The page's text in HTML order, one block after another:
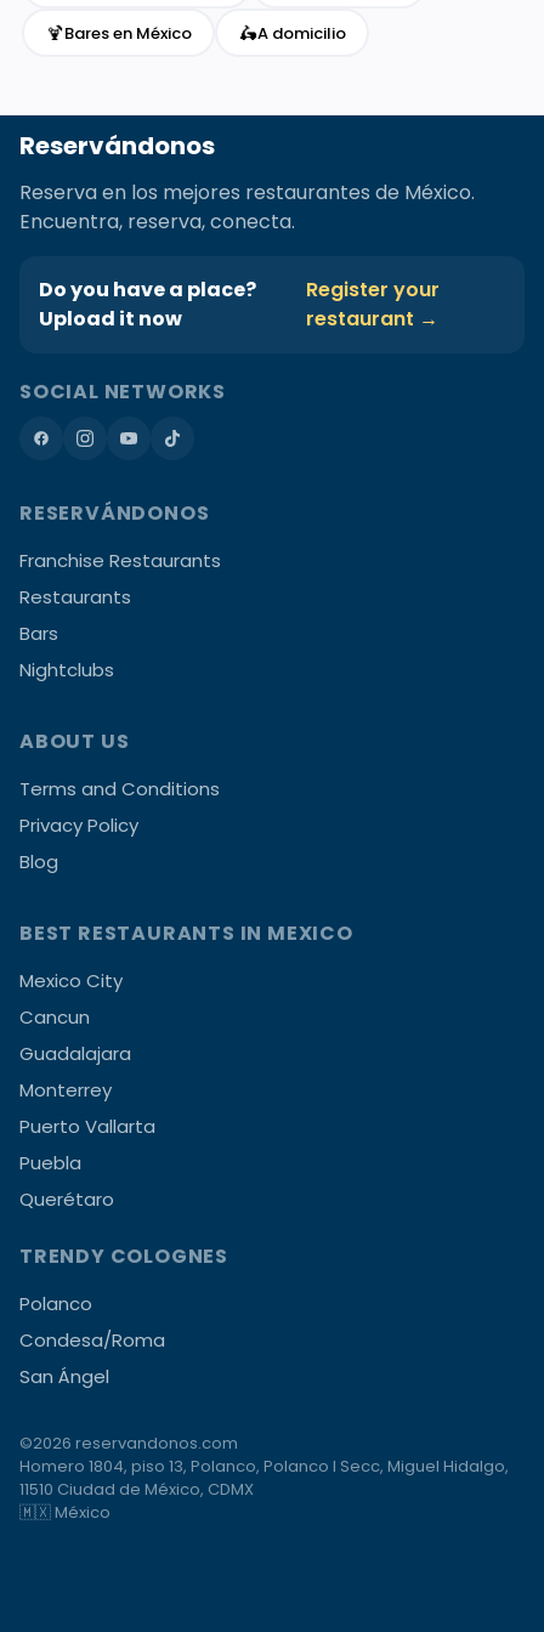
🍹Bares en México 🛵A domicilio
Reservándonos
Reserva en los mejores restaurantes de México.
Encuentra, reserva, conecta.
Do you have a place?
Upload it now
Register your
restaurant →
SOCIAL NETWORKS
RESERVÁNDONOS
Franchise Restaurants
Restaurants
Bars
Nightclubs
ABOUT US
Terms and Conditions
Privacy Policy
Blog
BEST RESTAURANTS IN MEXICO
Mexico City
Cancun
Guadalajara
Monterrey
Puerto Vallarta
Puebla
Querétaro
TRENDY COLOGNES
Polanco
Condesa/Roma
San Ángel
©2026 reservandonos.com
Homero 1804, piso 13, Polanco, Polanco I Secc, Miguel Hidalgo,
11510 Ciudad de México, CDMX
🇲🇽 México